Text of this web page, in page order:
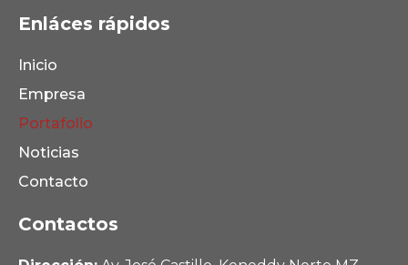
Enláces rápidos
Inicio
Empresa
Portafolio
Noticias
Contacto
Contactos